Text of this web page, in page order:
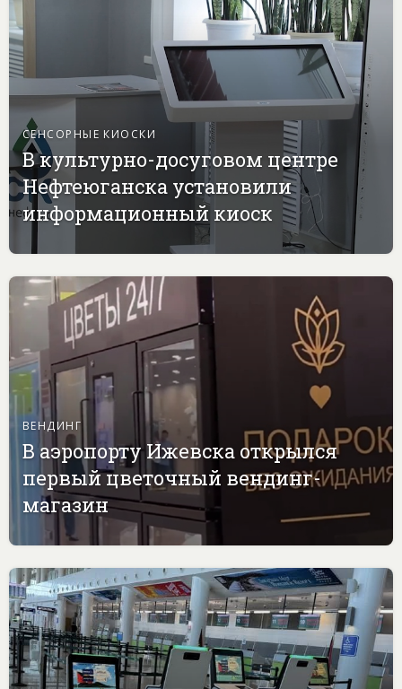
СЕНСОРНЫЕ КИОСКИ
В культурно-досуговом центре
Нефтеюганска установили
информационный киоск
ВЕНДИНГ
В аэропорту Ижевска открылся
первый цветочный вендинг-
магазин